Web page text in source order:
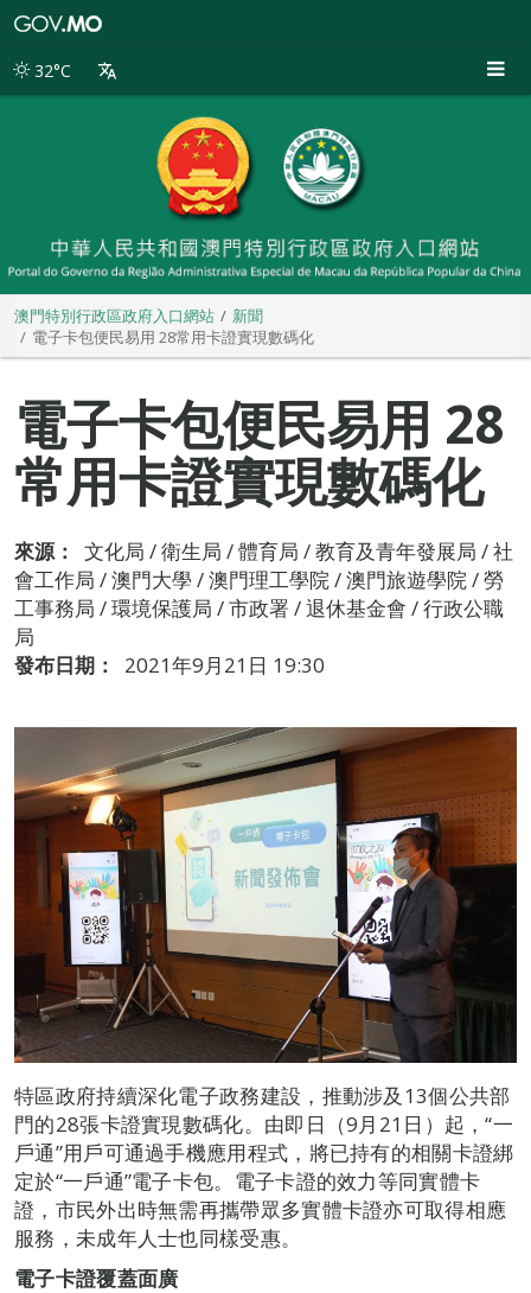
別
32°C
澳門特別行政區政府入口網站
新聞
電子卡包便民易用 28常用卡證實現數碼化
電子卡包便民易用 28
常用卡證實現數碼化
來源：
文化局 / 衛生局 / 體育局 / 教育及青年發展局 / 社
會工作局 / 澳門大學 / 澳門理工學院 / 澳門旅遊學院 / 勞
工事務局 / 環境保護局 / 市政署 / 退休基金會 / 行政公職
局
發布日期：
2021年9月21日 19:30
特區政府持續深化電子政務建設，推動涉及13個公共部
門的28張卡證實現數碼化。由即日（9月21日）起，“一
戶通”用戶可通過手機應用程式，將已持有的相關卡證綁
定於“一戶通”電子卡包。電子卡證的效力等同實體卡
證，市民外出時無需再攜帶眾多實體卡證亦可取得相應
服務，未成年人士也同樣受惠。
電子卡證覆蓋面廣